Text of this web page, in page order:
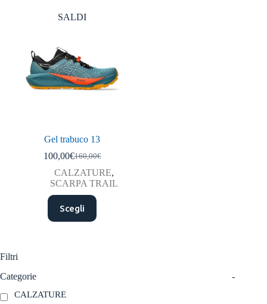
SALDI
Gel trabuco 13
160,00€
Il
prezzo
originale
era:
160,00€.
100,00€Il
prezzo
attuale
è:
100,00€.
CALZATURE,
SCARPA TRAIL
Scegli
Questo
prodotto
ha
Filtri
Categorie
-
CALZATURE